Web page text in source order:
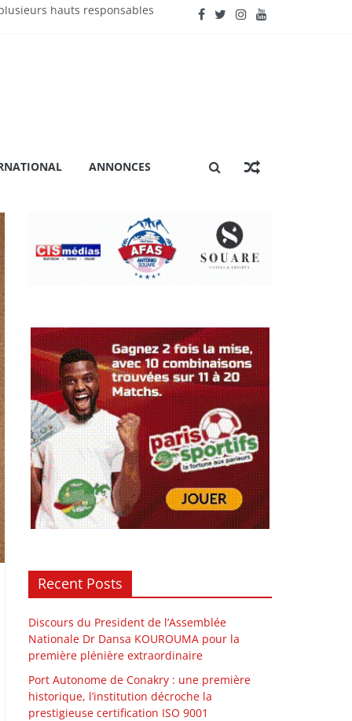
hauts responsables
ANNONCES
Recent Posts
Discours du President de l’Assemblée
Nationale Dr Dansa KOUROUMA pour la
première plénière extraordinaire
Port Autonome de Conakry : une première
historique, l’institution décroche la
prestigieuse certification ISO 9001